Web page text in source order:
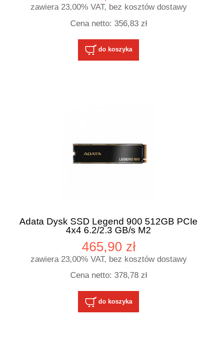
zawiera 23,00% VAT, bez kosztów dostawy
Cena netto: 356,83 zł
do koszyka
Adata Dysk SSD Legend 900 512GB PCIe
4x4 6.2/2.3 GB/s M2
465,90 zł
zawiera 23,00% VAT, bez kosztów dostawy
Cena netto: 378,78 zł
do koszyka